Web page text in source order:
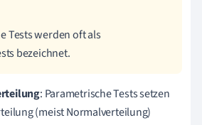
Tests werden oft als
bezeichnet.
: Parametrische Tests setzen
(meist Normalverteilung)